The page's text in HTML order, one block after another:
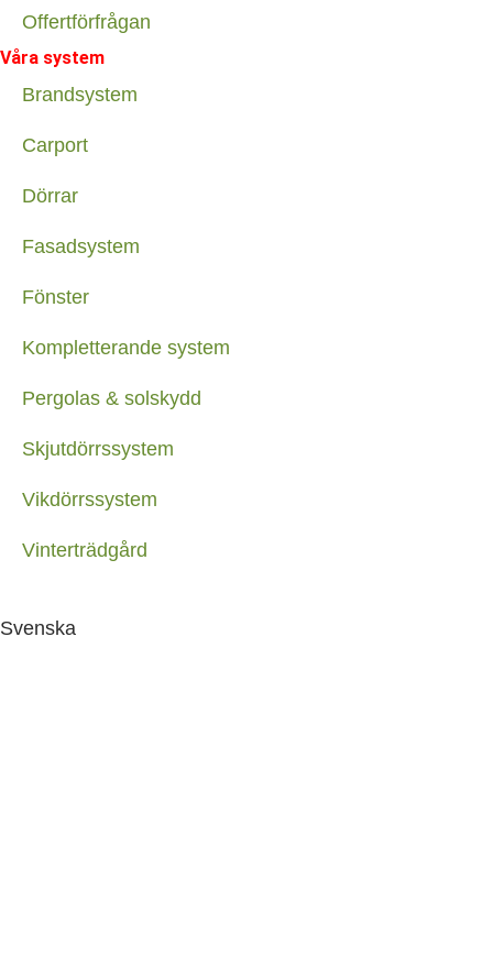
Offertförfrågan
Våra system
Brandsystem
Carport
Dörrar
Fasadsystem
Fönster
Kompletterande system
Pergolas & solskydd
Skjutdörrssystem
Vikdörrssystem
Vinterträdgård
Svenska